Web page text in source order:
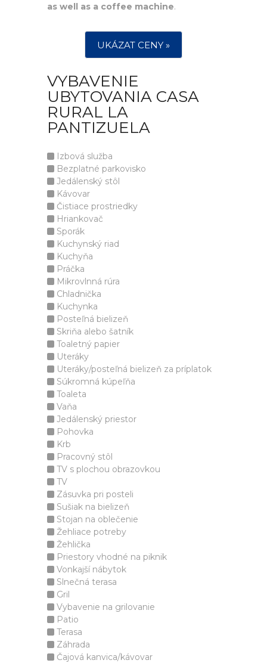
as well as a coffee machine.
UKÁZAT CENY »
VYBAVENIE
UBYTOVANIA CASA
RURAL LA
PANTIZUELA
Izbová služba
Bezplatné parkovisko
Jedálenský stôl
Kávovar
Čistiace prostriedky
Hriankovač
Sporák
Kuchynský riad
Kuchyňa
Práčka
Mikrovlnná rúra
Chladnička
Kuchynka
Posteľná bielizeň
Skriňa alebo šatník
Toaletný papier
Uteráky
Uteráky/posteľná bielizeň za príplatok
Súkromná kúpeľňa
Toaleta
Vaňa
Jedálenský priestor
Pohovka
Krb
Pracovný stôl
TV s plochou obrazovkou
TV
Zásuvka pri posteli
Sušiak na bielizeň
Stojan na oblečenie
Žehliace potreby
Žehlička
Priestory vhodné na piknik
Vonkajší nábytok
Slnečná terasa
Gril
Vybavenie na grilovanie
Patio
Terasa
Záhrada
Čajová kanvica/kávovar